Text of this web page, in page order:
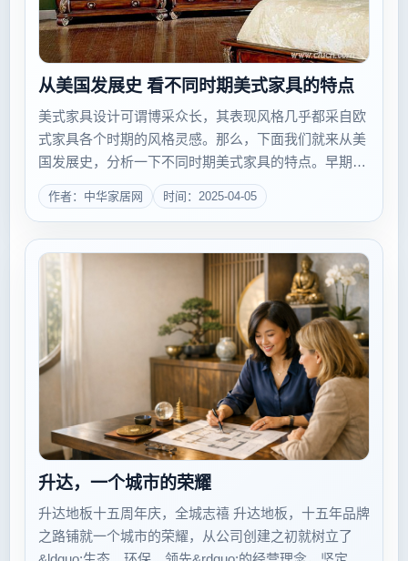
从美国发展史 看不同时期美式家具的特点
美式家具设计可谓博采众长，其表现风格几乎都采自欧
式家具各个时期的风格灵感。那么，下面我们就来从美
国发展史，分析一下不同时期美式家具的特点。早期美
国家具设计分为二个时期：其一是独立战争前
(1620~1795)，其二为独立战争后(1795~1847)。在独立
作者：中华家居网 时间：2025-04-05
升达，一个城市的荣耀
升达地板十五周年庆，全城志禧 升达地板，十五年品牌
之路铺就一个城市的荣耀，从公司创建之初就树立了